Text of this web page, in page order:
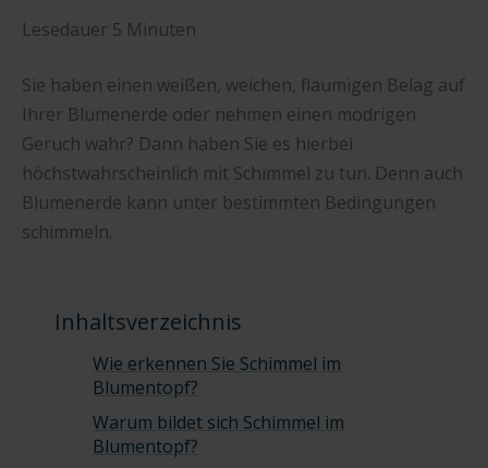
Lesedauer 5 Minuten
Sie haben einen weißen, weichen, flaumigen Belag auf
Ihrer Blumenerde oder nehmen einen modrigen
Geruch wahr? Dann haben Sie es hierbei
höchstwahrscheinlich mit Schimmel zu tun. Denn auch
Blumenerde kann unter bestimmten Bedingungen
schimmeln.
Inhaltsverzeichnis
Wie erkennen Sie Schimmel im
Blumentopf?
Warum bildet sich Schimmel im
Blumentopf?